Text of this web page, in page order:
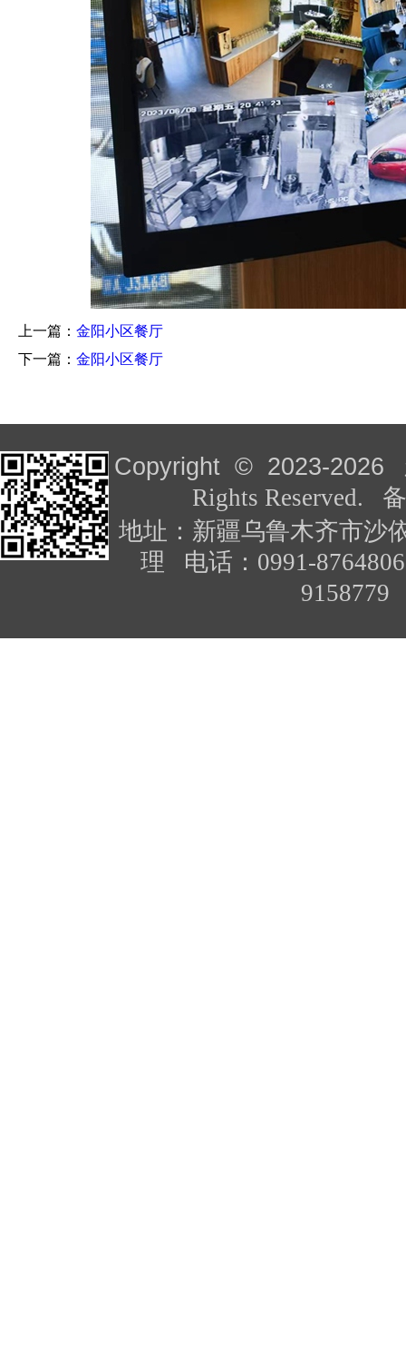
上一篇： 金阳小区餐厅
下一篇： 金阳小区餐厅
Copyright © 2023-2026
Rights Reserved.
地址：新疆乌鲁木齐市沙
理 电话：0991-